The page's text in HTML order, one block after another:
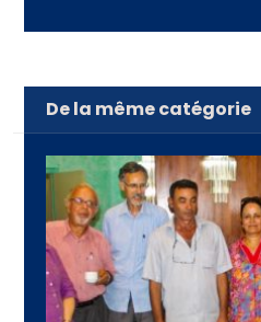
De la même catégorie